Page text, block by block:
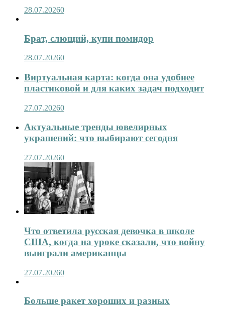
28.07.20260
Брат, слющий, купи помидор
28.07.20260
Виртуальная карта: когда она удобнее
пластиковой и для каких задач подходит
27.07.20260
Актуальные тренды ювелирных
украшений: что выбирают сегодня
27.07.20260
Что ответила русская девочка в школе
США, когда на уроке сказали, что войну
выиграли американцы
27.07.20260
Больше ракет хороших и разных